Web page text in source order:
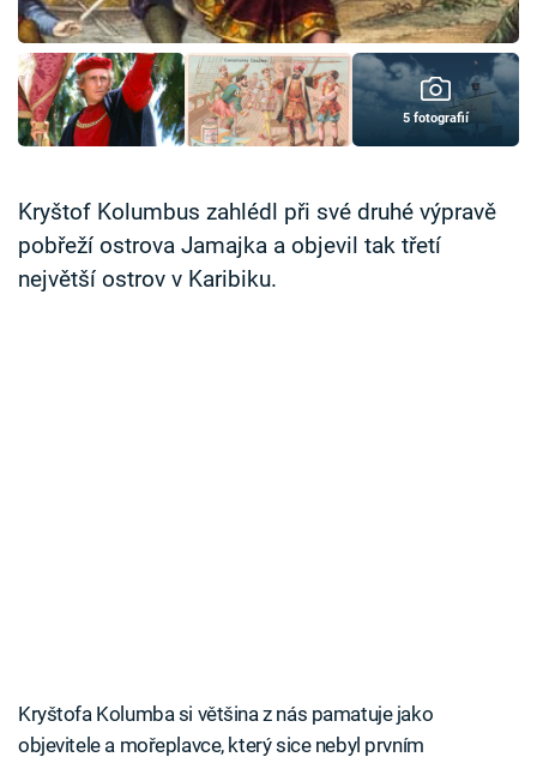
Sledujte prima+
Přihlášení
Sledujte nás
5 fotografií
Kryštof Kolumbus zahlédl při své druhé výpravě
pobřeží ostrova Jamajka a objevil tak třetí
největší ostrov v Karibiku.
Kryštofa Kolumba si většina z nás pamatuje jako
objevitele a mořeplavce, který sice nebyl prvním